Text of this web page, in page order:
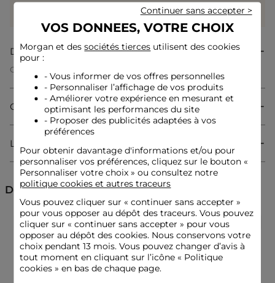
49 coeurs grâce à ce produit
Connectez-vous ou inscrivez-vous
Description
Cette robe courte et ajustée sublime la silhouette avec une
élégance naturelle. Sa coupe fluide accompagne chaque
mouvement, ajoutant une touche de féminité à votre allure.
Les boutons délicats et la fermeture éclair apportent un détail
moderne qui rehausse son caractère tendance. Une pièce
parfaite pour composer des looks actuels et variés.
Robe courte
Fluide
Coupe ajustée
Col V
Sans manches
Fermeture éclair
Boutons
Idées look
La robe fluide et ajustée s'accompagne de sandales à talons
pour une allure féminine et raffinée.
Composition & Entretien
Livraison & Retour
Découvrez aussi
Robes de cérémonie Robes droites Robes
Robes courtes
VOS DONNEES, VOTRE CHOIX
Morgan et dessociétés tierces utilisent des cookies
pour :
- Vous informer de vos offres personnelles
- Personnaliser l’affichage de vos produits
- Améliorer votre expérience en mesurant et
optimisant les performances du site
- Proposer des publicités adaptées à vos
préférences
Pour obtenir davantage d'informations et/ou pour
personnaliser vos préférences, cliquez sur le bouton «
Personnaliser votre choix » ou consultez notre
politique cookies et autres traceurs
Vous pouvez cliquer sur « continuer sans accepter»
pour vous opposer au dépôt des traceurs. Vous pouvez
cliquer sur « continuer sans accepter » pour vous
opposer au dépôt des cookies. Nous conservons votre
choix pendant 13 mois. Vous pouvez changer d’avis à
tout moment en cliquant sur l’icône « Politique
cookies » en bas de chaque page.
Continuer sans accepter >